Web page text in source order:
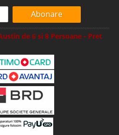
Abonare
de 6 si 8 Persoane - Pret